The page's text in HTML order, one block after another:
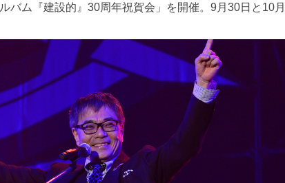
バム『建設的』30周年祝賀会」を開催。9月30日と10